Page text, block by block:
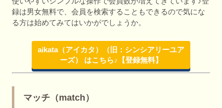
録は男女無料で、会員を検索することもできるので気にな
る方は始めてみてはいかがでしょうか。
aikata（アイカタ）（旧：シンシアリーユア
ーズ） はこちら♪【登録無料】
マッチ（match）